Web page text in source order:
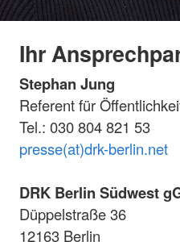
Ihr
Stephan Jung
Referent für
Tel.: 030 804 821 53
presse(at)drk-berlin.net
DRK Berlin Südwest
Düppelstraße 36
12163 Berlin